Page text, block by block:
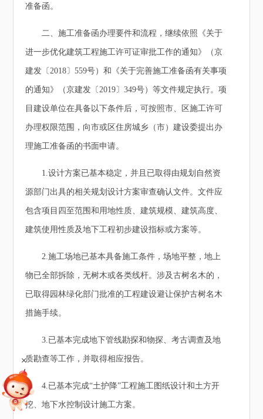
准备函。
二、施工准备函办理要件和流程，继续依照《关于
进一步优化建筑工程施工许可证审批工作的通知》（京
建发〔2018〕559号）和《关于完善施工准备函有关事项
的通知》（京建发〔2019〕349号）等文件规定执行。项
目建设单位在具备以下条件后，可按照市、区施工许可
办理权限范围，向市或区住房城乡（市）建设委提出办
理施工准备函的书面申请。
1.设计方案已基本稳定，并且已取得由规划自然资
源部门出具的相关规划设计方案审查确认文件。文件应
包含项目四至范围和用地性质、建筑规模、建筑高度、
建筑使用性质及地下工程初步建设指标或方案等。
2.施工场地已基本具备施工条件，场地平整，地上
物已全部拆除，无树木或各类线杆。涉及古树名木的，
已取得园林绿化部门批准的工程建设避让保护古树名木
措施手续。
3.已基本完成地下管线勘探和物探、考古调查及地
质勘查等工作，并取得相应报告。
4.已基本完成“土护降”工程施工图纸设计和土方开
挖、地下水控制设计施工方案。
+